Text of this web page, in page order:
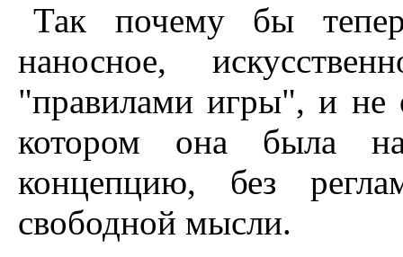
Так почему бы
наносное,
"правилами игры", и не
котором она была
концепцию, без
свободной мысли.